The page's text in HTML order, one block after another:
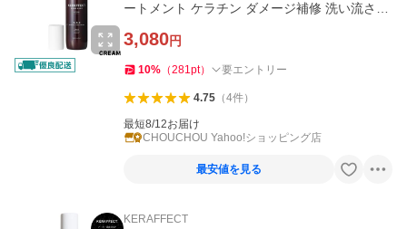
ートメント ケラチン ダメージ補修 洗い流さな
3,080円
10% （281pt） 要エントリー
4.75（4件）
最短8/12お届け
CHOUCHOU Yahoo!ショッピング店
最安値を見る
KERAFFECT